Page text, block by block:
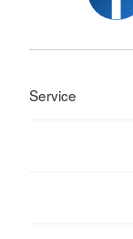
Service